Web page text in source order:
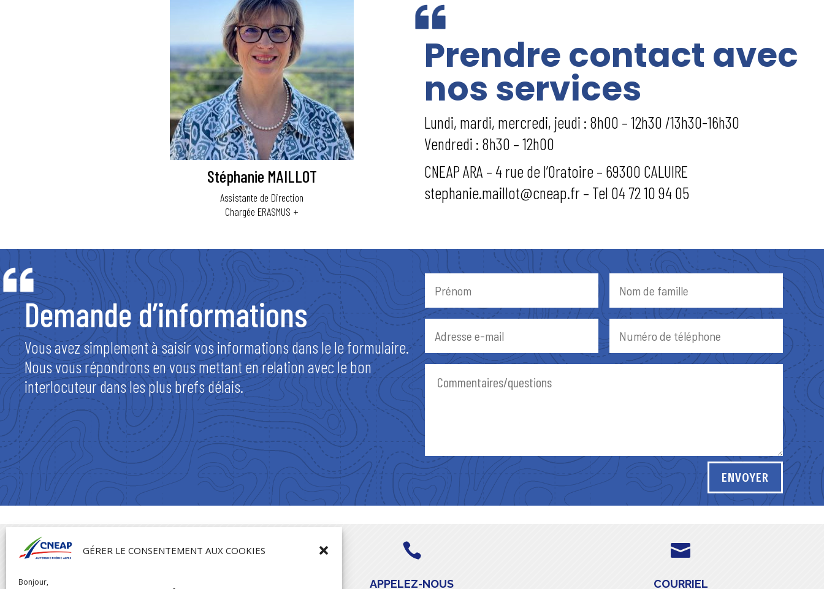
GÉRER LE CONSENTEMENT AUX COOKIES
Bonjour,
Stéphanie MAILLOT
Assistante de Direction
Chargée ERASMUS +
Prendre contact avec
nos services
Lundi, mardi, mercredi, jeudi : 8h00 – 12h30 /13h30-16h30
Vendredi : 8h30 – 12h00
CNEAP ARA – 4 rue de l’Oratoire – 69300 CALUIRE
stephanie.maillot@cneap.fr – Tel 04 72 10 94 05
Demande d’informations
Vous avez simplement à saisir vos informations dans le le formulaire.
Nous vous répondrons en vous mettant en relation avec le bon
interlocuteur dans les plus brefs délais.
ENVOYER
 
APPELEZ-NOUS

COURRIEL